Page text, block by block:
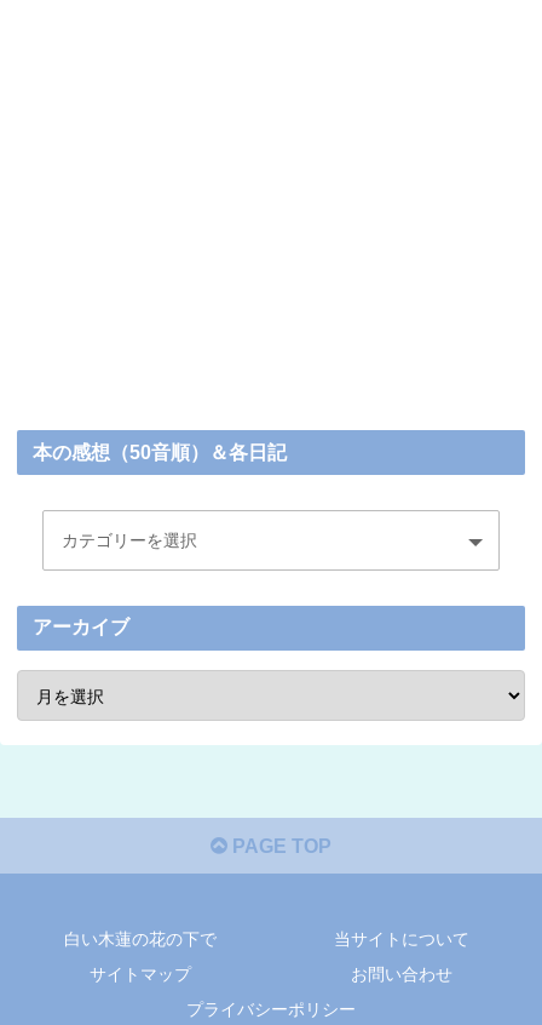
本の感想（50音順）＆各日記
アーカイブ
PAGE TOP
白い木蓮の花の下で
当サイトについて
サイトマップ
お問い合わせ
プライバシーポリシー